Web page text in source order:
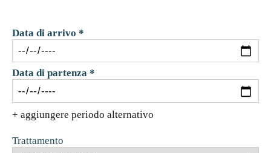
Data di arrivo *
Data di partenza *
+ aggiungere periodo alternativo
Trattamento